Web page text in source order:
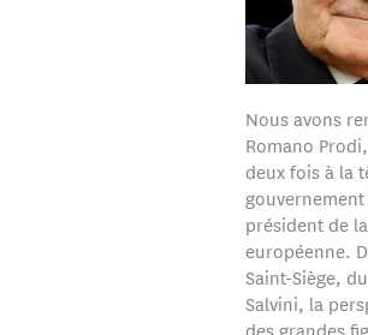
Nous avons
Romano
deux fois à la
président de
européenne.
Saint-Siège,
Salvini, la